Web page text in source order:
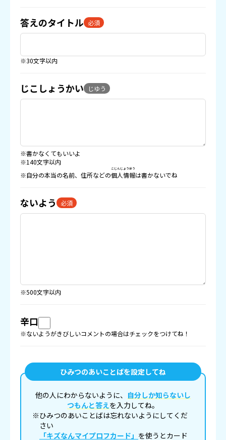
答えのタイトル 必須
※30文字以内
じこしょうかい じゆう
※書かなくてもいいよ
※140文字以内
※自分の本当の名前、住所などの個人情報
こじんじょうほう
は書かないでね
ないよう 必須
※500文字以内
辛口
※ないようがきびしいコメントの場合はチェックをつけてね！
ひみつのあいことばを設定してね
他の人にわからないように、 自分しか知らないし
つもんと答えを入力してね。
※ひみつのあいことばは忘れないようにしてくだ
さい
「キズなんマイプロフカード」 を使うとカード